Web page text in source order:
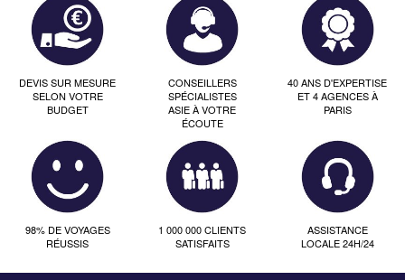
DEVIS SUR MESURE
SELON VOTRE
BUDGET
CONSEILLERS
SPÉCIALISTES
ASIE À VOTRE
ÉCOUTE
40 ANS D'EXPERTISE
ET 4 AGENCES À
PARIS
98% DE VOYAGES
RÉUSSIS
1 000 000 CLIENTS
SATISFAITS
ASSISTANCE
LOCALE 24H/24